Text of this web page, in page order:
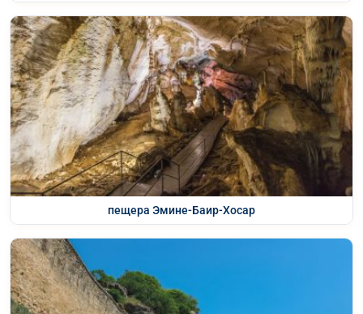
пещера Эмине-Баир-Хосар